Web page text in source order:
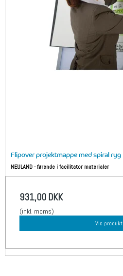
Flipover projektmappe med spiral ryg
NEULAND - førende i facilitator materialer
931,00 DKK
(inkl. moms)
Vis produkt